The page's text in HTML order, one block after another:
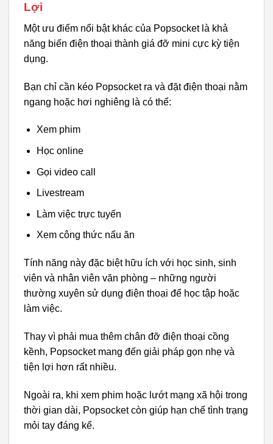
Lợi
Một ưu điểm nổi bật khác của Popsocket là khả
năng biến điện thoại thành giá đỡ mini cực kỳ tiện
dụng.
Bạn chỉ cần kéo Popsocket ra và đặt điện thoại nằm
ngang hoặc hơi nghiêng là có thể:
Xem phim
Học online
Gọi video call
Livestream
Làm việc trực tuyến
Xem công thức nấu ăn
Tính năng này đặc biệt hữu ích với học sinh, sinh
viên và nhân viên văn phòng – những người
thường xuyên sử dụng điện thoại để học tập hoặc
làm việc.
Thay vì phải mua thêm chân đỡ điện thoại cồng
kềnh, Popsocket mang đến giải pháp gọn nhẹ và
tiện lợi hơn rất nhiều.
Ngoài ra, khi xem phim hoặc lướt mạng xã hội trong
thời gian dài, Popsocket còn giúp hạn chế tình trạng
mỏi tay đáng kể.